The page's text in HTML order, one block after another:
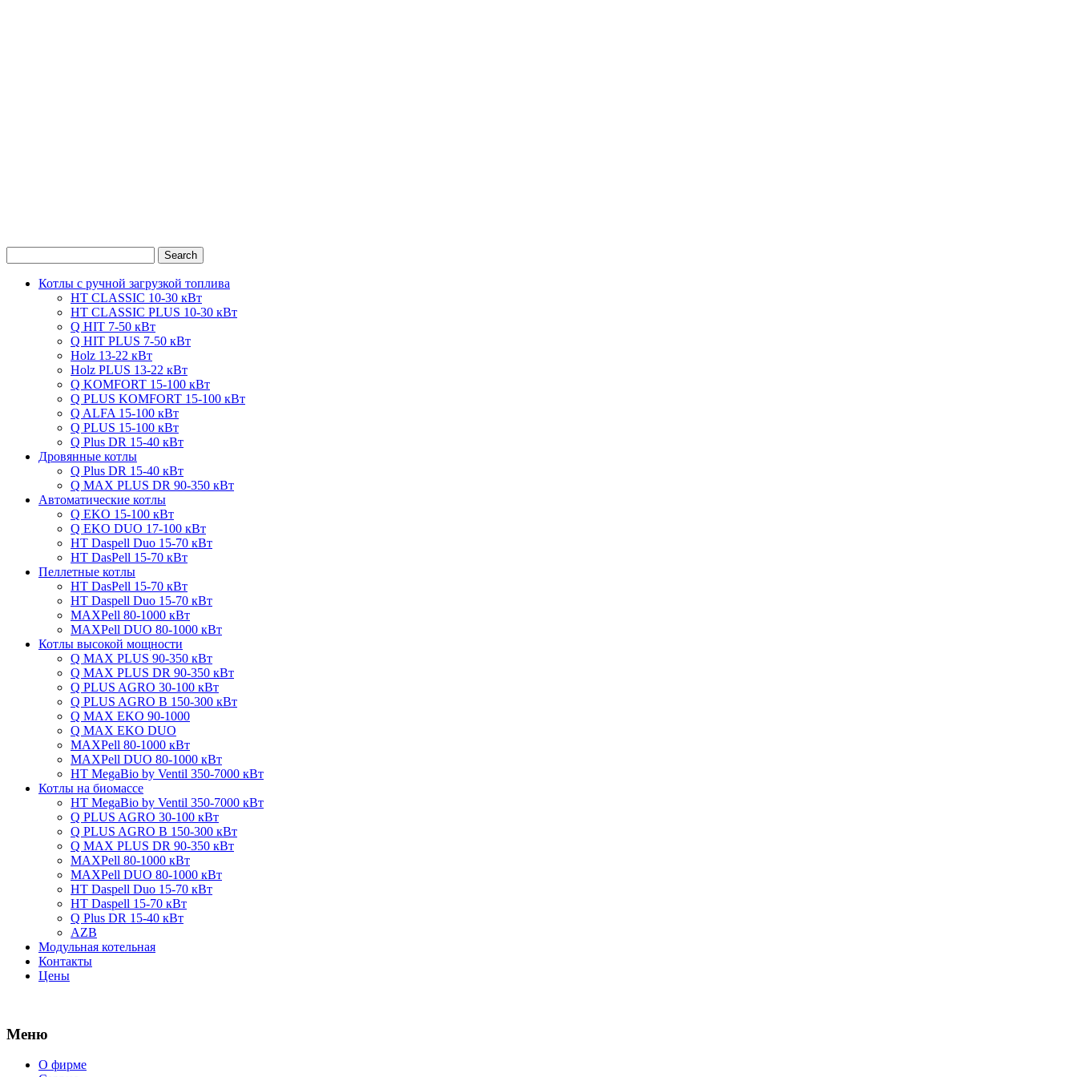
Котлы с ручной загрузкой топлива
HT CLASSIC 10-30 кВт
HT CLASSIC PLUS 10-30 кВт
Q HIT 7-50 кВт
Q HIT PLUS 7-50 кВт
Holz 13-22 кВт
Holz PLUS 13-22 кВт
Q KOMFORT 15-100 кВт
Q PLUS KOMFORT 15-100 кВт
Q ALFA 15-100 кВт
Q PLUS 15-100 кВт
Q Plus DR 15-40 кВт
Дровянные котлы
Q Plus DR 15-40 кВт
Q MAX PLUS DR 90-350 кВт
Автоматические котлы
Q EKO 15-100 кВт
Q EKO DUO 17-100 кВт
HT Daspell Duo 15-70 кВт
HT DasPell 15-70 кВт
Пеллетные котлы
HT DasPell 15-70 кВт
HT Daspell Duo 15-70 кВт
MAXPell 80-1000 кВт
MAXPell DUO 80-1000 кВт
Котлы высокой мощности
Q MAX PLUS 90-350 кВт
Q MAX PLUS DR 90-350 кВт
Q PLUS AGRO 30-100 кВт
Q PLUS AGRO B 150-300 кВт
Q MAX EKO 90-1000
Q MAX EKO DUO
MAXPell 80-1000 кВт
MAXPell DUO 80-1000 кВт
HT MegaBio by Ventil 350-7000 кВт
Котлы на биомассе
HT MegaBio by Ventil 350-7000 кВт
Q PLUS AGRO 30-100 кВт
Q PLUS AGRO B 150-300 кВт
Q MAX PLUS DR 90-350 кВт
MAXPell 80-1000 кВт
MAXPell DUO 80-1000 кВт
HT Daspell Duo 15-70 кВт
HT Daspell 15-70 кВт
Q Plus DR 15-40 кВт
AZB
Модульная котельная
Контакты
Цены
Меню
О фирме